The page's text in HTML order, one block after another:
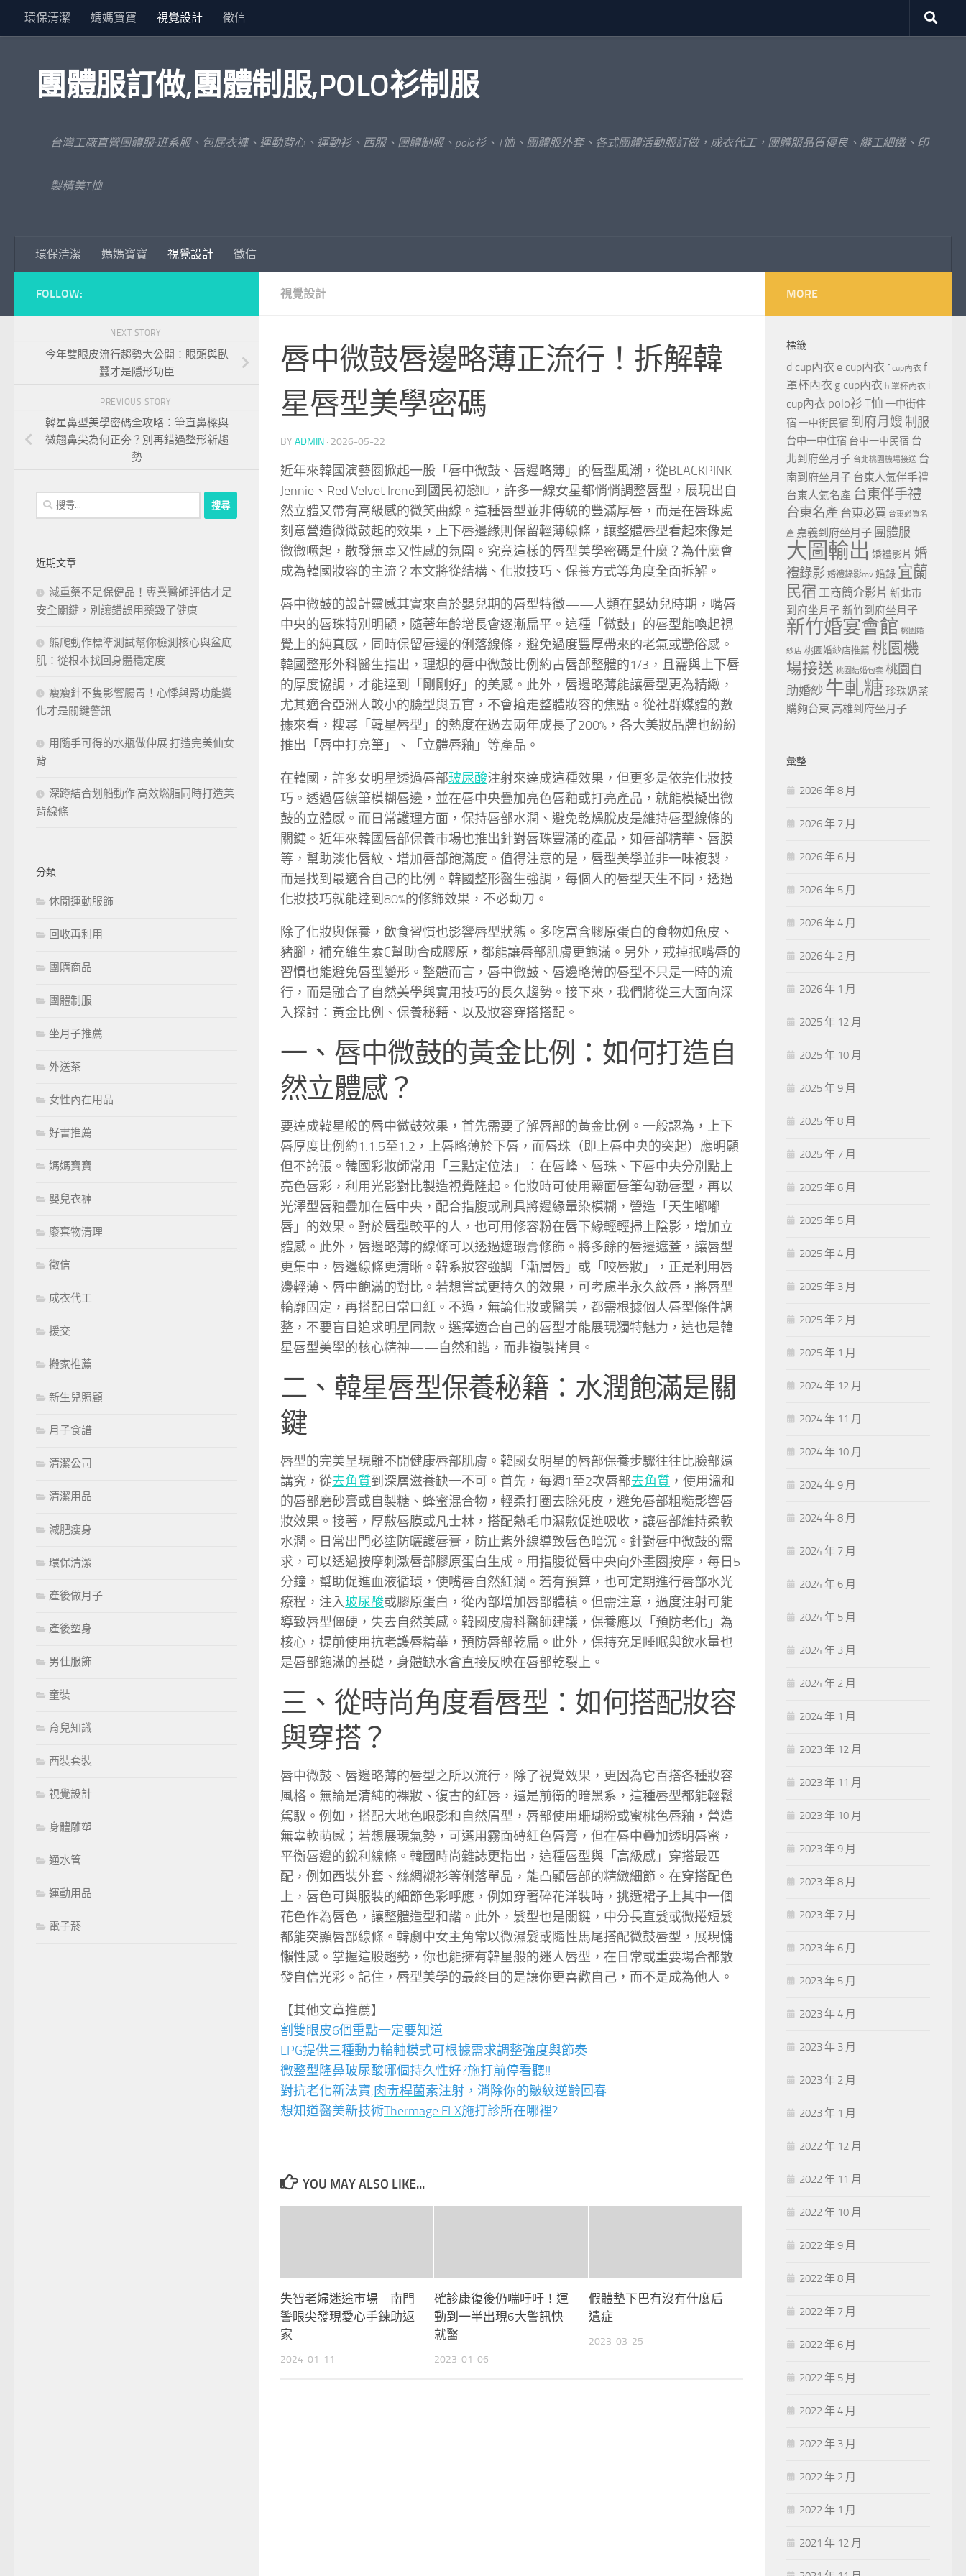
Skip to content
環保清潔 媽媽寶寶 視覺設計 徵信
團體服訂做,團體制服,POLO衫制服
台灣工廠直營團體服:班系服、包屁衣褲、運動背心、運動衫、西服、團體制服、polo衫、T恤、團體服外套、各式團體活動服訂做，成衣代工，團體服品質優良、縫工細緻、印
製精美T恤
環保清潔 媽媽寶寶 視覺設計 徵信
視覺設計
唇中微鼓唇邊略薄正流行！拆解韓
星唇型美學密碼
BY ADMIN · 2026-05-22
近年來韓國演藝圈掀起一股「唇中微鼓、唇邊略薄」的唇型風潮，從BLACKPINK
Jennie、Red Velvet Irene到國民初戀IU，許多一線女星都悄悄調整唇型，展現出自
然立體又帶有高級感的微笑曲線。這種唇型並非傳統的豐滿厚唇，而是在唇珠處
刻意營造微微鼓起的效果，上下唇邊緣則保留輕薄線條，讓整體唇型看起來像是
微微噘起，散發無辜又性感的氛圍。究竟這樣的唇型美學密碼是什麼？為什麼會
成為韓國妝容的主流？本文將從結構、化妝技巧、保養方式等角度全面拆解。
唇中微鼓的設計靈感其實來自於嬰兒期的唇型特徵——人類在嬰幼兒時期，嘴唇
中央的唇珠特別明顯，隨著年齡增長會逐漸扁平。這種「微鼓」的唇型能喚起視
覺上的純真感，同時保留唇邊的俐落線條，避免過度豐厚帶來的老氣或艷俗感。
韓國整形外科醫生指出，理想的唇中微鼓比例約占唇部整體的1/3，且需與上下唇
的厚度協調，才能達到「剛剛好」的美感。此外，唇邊略薄能讓唇型更為精緻，
尤其適合亞洲人較小的臉型與五官，不會搶走整體妝容的焦點。從社群媒體的數
據來看，搜尋「韓星唇型」的熱度在過去兩年成長了200%，各大美妝品牌也紛紛
推出「唇中打亮筆」、「立體唇釉」等產品。
在韓國，許多女明星透過唇部玻尿酸注射來達成這種效果，但更多是依靠化妝技
巧。透過唇線筆模糊唇邊，並在唇中央疊加亮色唇釉或打亮產品，就能模擬出微
鼓的立體感。而日常護理方面，保持唇部水潤、避免乾燥脫皮是維持唇型線條的
關鍵。近年來韓國唇部保養市場也推出針對唇珠豐滿的產品，如唇部精華、唇膜
等，幫助淡化唇紋、增加唇部飽滿度。值得注意的是，唇型美學並非一味複製，
而是找到最適合自己的比例。韓國整形醫生強調，每個人的唇型天生不同，透過
化妝技巧就能達到80%的修飾效果，不必動刀。
除了化妝與保養，飲食習慣也影響唇型狀態。多吃富含膠原蛋白的食物如魚皮、
豬腳，補充維生素C幫助合成膠原，都能讓唇部肌膚更飽滿。另外，戒掉抿嘴唇的
習慣也能避免唇型變形。整體而言，唇中微鼓、唇邊略薄的唇型不只是一時的流
行，而是融合了自然美學與實用技巧的長久趨勢。接下來，我們將從三大面向深
入探討：黃金比例、保養秘籍、以及妝容穿搭搭配。
一、唇中微鼓的黃金比例：如何打造自
然立體感？
要達成韓星般的唇中微鼓效果，首先需要了解唇部的黃金比例。一般認為，上下
唇厚度比例約1:1.5至1:2，上唇略薄於下唇，而唇珠（即上唇中央的突起）應明顯
但不誇張。韓國彩妝師常用「三點定位法」：在唇峰、唇珠、下唇中央分別點上
亮色唇彩，利用光影對比製造視覺隆起。化妝時可使用霧面唇筆勾勒唇型，再以
光澤型唇釉疊加在唇中央，配合指腹或刷具將邊緣暈染模糊，營造「天生嘟嘟
唇」的效果。對於唇型較平的人，也可用修容粉在唇下緣輕輕掃上陰影，增加立
體感。此外，唇邊略薄的線條可以透過遮瑕膏修飾。將多餘的唇邊遮蓋，讓唇型
更集中，唇邊線條更清晰。韓系妝容強調「漸層唇」或「咬唇妝」，正是利用唇
邊輕薄、唇中飽滿的對比。若想嘗試更持久的效果，可考慮半永久紋唇，將唇型
輪廓固定，再搭配日常口紅。不過，無論化妝或醫美，都需根據個人唇型條件調
整，不要盲目追求明星同款。選擇適合自己的唇型才能展現獨特魅力，這也是韓
星唇型美學的核心精神——自然和諧，而非複製拷貝。
二、韓星唇型保養秘籍：水潤飽滿是關
鍵
唇型的完美呈現離不開健康唇部肌膚。韓國女明星的唇部保養步驟往往比臉部還
講究，從去角質到深層滋養缺一不可。首先，每週1至2次唇部去角質 ，使用溫和
的唇部磨砂膏或自製糖、蜂蜜混合物，輕柔打圈去除死皮，避免唇部粗糙影響唇
妝效果。接著，厚敷唇膜或凡士林，搭配熱毛巾濕敷促進吸收，讓唇部維持柔軟
水潤。日常出門必塗防曬護唇膏，防止紫外線導致唇色暗沉。針對唇中微鼓的需
求，可以透過按摩刺激唇部膠原蛋白生成。用指腹從唇中央向外畫圈按摩，每日5
分鐘，幫助促進血液循環，使嘴唇自然紅潤。若有預算，也可定期進行唇部水光
療程，注入玻尿酸或膠原蛋白，從內部增加唇部體積。但需注意，過度注射可能
導致唇型僵硬，失去自然美感。韓國皮膚科醫師建議，保養應以「預防老化」為
核心，提前使用抗老護唇精華，預防唇部乾扁。此外，保持充足睡眠與飲水量也
是唇部飽滿的基礎，身體缺水會直接反映在唇部乾裂上。
三、從時尚角度看唇型：如何搭配妝容
與穿搭？
唇中微鼓、唇邊略薄的唇型之所以流行，除了視覺效果，更因為它百搭各種妝容
風格。無論是清純的裸妝、復古的紅唇，還是前衛的暗黑系，這種唇型都能輕鬆
駕馭。例如，搭配大地色眼影和自然眉型，唇部使用珊瑚粉或蜜桃色唇釉，營造
無辜軟萌感；若想展現氣勢，可選用霧面磚紅色唇膏，但在唇中疊加透明唇蜜，
平衡唇邊的銳利線條。韓國時尚雜誌更指出，這種唇型與「高級感」穿搭最匹
配，例如西裝外套、絲綢襯衫等俐落單品，能凸顯唇部的精緻細節。在穿搭配色
上，唇色可與服裝的細節色彩呼應，例如穿著碎花洋裝時，挑選裙子上其中一個
花色作為唇色，讓整體造型和諧。此外，髮型也是關鍵，中分長直髮或微捲短髮
都能突顯唇部線條。韓劇中女主角常以微濕髮或隨性馬尾搭配微鼓唇型，展現慵
懶性感。掌握這股趨勢，你也能擁有韓星般的迷人唇型，在日常或重要場合都散
發自信光彩。記住，唇型美學的最終目的是讓你更喜歡自己，而不是成為他人。
【其他文章推薦】
割雙眼皮6個重點一定要知道
LPG提供三種動力輪軸模式可根據需求調整強度與節奏
微整型隆鼻玻尿酸哪個持久性好?施打前停看聽!!
對抗老化新法寶,肉毒桿菌素注射，消除你的皺紋逆齡回春
想知道醫美新技術Thermage FLX施打診所在哪裡?
YOU MAY ALSO LIKE...
失智老婦迷途市場 南門
警眼尖發現愛心手鍊助返
家
2024-01-11
確診康復後仍喘吁吁！運
動到一半出現6大警訊快
就醫
2023-01-06
假體墊下巴有沒有什麼后
遺症
2023-03-25
FOLLOW:
NEXT STORY
今年雙眼皮流行趨勢大公開：眼頭與臥
蠶才是隱形功臣
PREVIOUS STORY
韓星鼻型美學密碼全攻略：筆直鼻樑與
微翹鼻尖為何正夯？別再錯過整形新趨
勢
搜
尋
字:
近期文章
減重藥不是保健品！專業醫師評估才是
安全關鍵，別讓錯誤用藥毀了健康
熊爬動作標準測試幫你檢測核心與盆底
肌：從根本找回身體穩定度
瘦瘦針不隻影響腸胃！心悸與腎功能變
化才是關鍵警訊
用隨手可得的水瓶做伸展 打造完美仙女
背
深蹲結合划船動作 高效燃脂同時打造美
背線條
分類
休閒運動服飾
回收再利用
團購商品
團體制服
坐月子推薦
外送茶
女性內在用品
好書推薦
媽媽寶寶
嬰兒衣褲
廢棄物清理
徵信
成衣代工
援交
搬家推薦
新生兒照顧
月子食譜
清潔公司
清潔用品
減肥瘦身
環保清潔
產後做月子
產後塑身
男仕服飾
童裝
育兒知識
西裝套裝
視覺設計
身體雕塑
通水管
運動用品
電子菸
MORE
標籤
d cup內衣 e cup內衣 f cup內衣 f
罩杯內衣 g cup內衣 h 罩杯內衣 i
cup內衣 polo衫 T恤 一中街住
宿一中街民宿 到府月嫂 制服
台中一中住宿 台中一中民宿 台
北到府坐月子 台北桃園機場接送 台
南到府坐月子 台東人氣伴手禮
台東人氣名產 台東伴手禮
台東名產 台東必買 台東必買名
產 嘉義到府坐月子 團體服
大圖輸出 婚禮影片 婚
禮錄影 婚禮錄影mv 婚錄 宜蘭
民宿 工商簡介影片 新北市
到府坐月子 新竹到府坐月子
新竹婚宴會館 桃園婚
紗店 桃園婚紗店推薦 桃園機
場接送 桃園結婚包套 桃園自
助婚紗 牛軋糖 珍珠奶茶
購夠台東 高雄到府坐月子
彙整
2026 年 8 月
2026 年 7 月
2026 年 6 月
2026 年 5 月
2026 年 4 月
2026 年 2 月
2026 年 1 月
2025 年 12 月
2025 年 10 月
2025 年 9 月
2025 年 8 月
2025 年 7 月
2025 年 6 月
2025 年 5 月
2025 年 4 月
2025 年 3 月
2025 年 2 月
2025 年 1 月
2024 年 12 月
2024 年 11 月
2024 年 10 月
2024 年 9 月
2024 年 8 月
2024 年 7 月
2024 年 6 月
2024 年 5 月
2024 年 3 月
2024 年 2 月
2024 年 1 月
2023 年 12 月
2023 年 11 月
2023 年 10 月
2023 年 9 月
2023 年 8 月
2023 年 7 月
2023 年 6 月
2023 年 5 月
2023 年 4 月
2023 年 3 月
2023 年 2 月
2023 年 1 月
2022 年 12 月
2022 年 11 月
2022 年 10 月
2022 年 9 月
2022 年 8 月
2022 年 7 月
2022 年 6 月
2022 年 5 月
2022 年 4 月
2022 年 3 月
2022 年 2 月
2022 年 1 月
2021 年 12 月